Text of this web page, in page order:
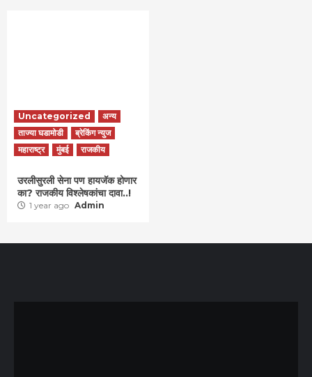
Uncategorized
अन्य
ताज्या घडामोडी
ब्रेकिंग न्युज
महाराष्ट्र
मुंबई राजकीय
उरलीसुरली सेना पण हायजॅक होणार
का? राजकीय विश्लेषकांचा दावा..!
1 year ago Admin